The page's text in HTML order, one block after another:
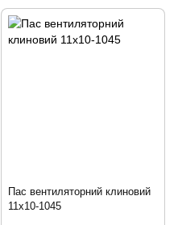
Пас вентиляторний клиновий
11х10-1045